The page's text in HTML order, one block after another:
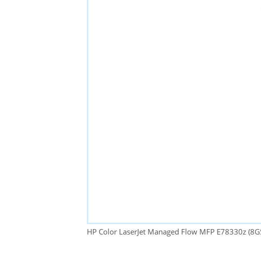
HP Color LaserJet Managed Flow MFP E78330z